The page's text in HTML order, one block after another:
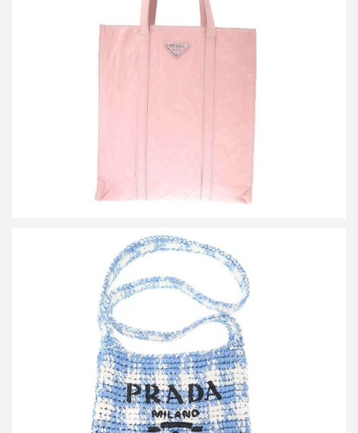
プラダ リンクル レザートートバッグ
買取金額42,000円
プラダ ラフィアショルダーバッグ 1BC184
買取金額45,000円
詳しく見る